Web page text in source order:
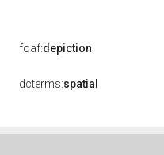
foaf:depiction
dcterms:spatial